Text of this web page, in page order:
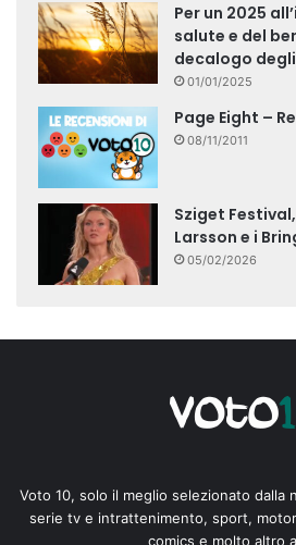
Per un 2025
salute e del
decalogo
01/01/2025
Page Eight –
08/11/2011
Sziget
Larsson e i
05/02/2026
Voto 10, solo il meglio selezionato dalla
serie tv e intrattenimento, sport,
comics e molto altro